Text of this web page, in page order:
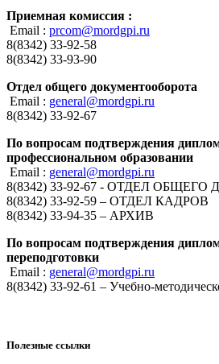
Приемная комиссия :
Email : prcom@mordgpi.ru
8(8342) 33-92-58
8(8342) 33-93-90
Отдел общего документооборота
Email : general@mordgpi.ru
8(8342) 33-92-67
По вопросам подтверждения
профессиональном образовании
Email : general@mordgpi.ru
8(8342) 33-92-67 - ОТДЕЛ
8(8342) 33-92-59 – ОТДЕЛ КАДРОВ
8(8342) 33-94-35 – АРХИВ
По вопросам подтверждения
переподготовки
Email : general@mordgpi.ru
8(8342) 33-92-61 – Учебно-
Полезные ссылки